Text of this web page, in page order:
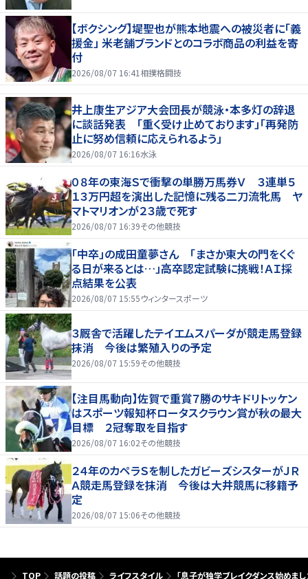
【ボクシング】堤聖也が熊本地震への被災者に「義
援金」 米老舗ブランドとのコラボ商品の利益を寄
付
2026/08/07 16:41 相撲格闘技
井上康生アジア大会団長が競泳・本多灯の辞退
に談話発表 「重く受け止めております」「再発防
止に努め信頼に応えられるよう」
2026/08/07 16:16水泳
０８年の東海Ｓで衝撃の単勝万馬券Ｖ ３連単５
１３万円超を演出した記憶に残る二刀流牝馬 ヤ
マトマリオンが２３歳で死す
2026/08/07 16:39その他競技
「中卒」の成田童夢さん 「まさか東大の門をくぐ
る日が来るとは…」高卒認定試験に挑戦！ＡＩ採
点結果を公表
2026/08/07 15:55ウィンタースポーツ
３厩舎で活躍したテイエムスパーダが競走馬登録
抹消 今後は繁殖入りの予定
2026/08/07 15:59その他競技
【注目馬動向】佐賀で重賞７勝のサキドリトッケン
はスポーツ報知杯ロータスクラウン賞が秋の最大
目標 ２冠奪取を目指す
2026/08/07 16:02その他競技
２４年のカペラＳを制したガビーズシスターがＪＲ
Ａ競走馬登録を抹消 今後は大井競馬に移籍予
定
2026/08/07 15:06その他競技
TOP 話題の投稿 ライフスタイル 「息子が独学ブレイクダンス始めま